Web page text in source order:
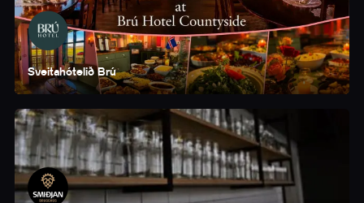
Sveitahótelið Brú